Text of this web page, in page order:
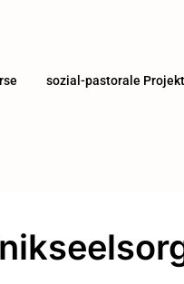
sozial-pastorale